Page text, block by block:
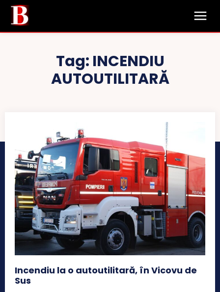
Tag: INCENDIU
AUTOUTILITARĂ
Incendiu la o autoutilitară, în Vicovu de
Sus